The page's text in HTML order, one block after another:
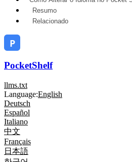
Resumo
Relacionado
PocketShelf
llms.txt
Language:English
Deutsch
Español
Italiano
中文
Français
日本語